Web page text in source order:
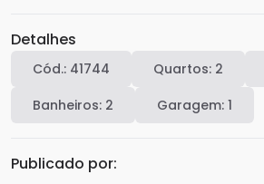
Detalhes
Cód.: 41744 Quartos: 2
Banheiros: 2 Garagem: 1
Publicado por: